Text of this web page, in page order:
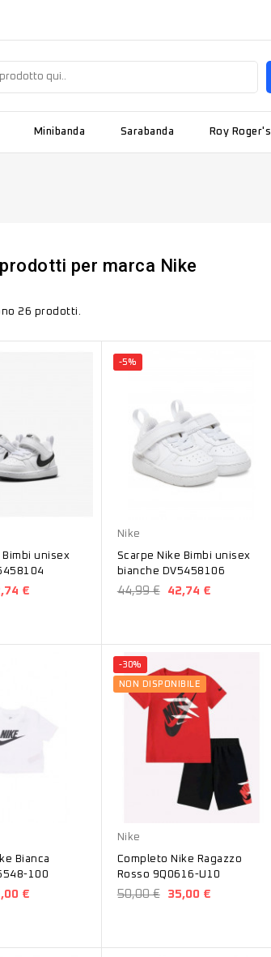
Minibanda Sarabanda Roy Roger's
per marca Nike
26 prodotti.
Bimbi unisex
€
-5%
Nike
Scarpe Nike Bimbi unisex
bianche DV5458106
44,99 € 42,74 €
Bianca
100
€
-30%
NON DISPONIBILE
Nike
Completo Nike Ragazzo
Rosso 9Q0616-U10
50,00 € 35,00 €